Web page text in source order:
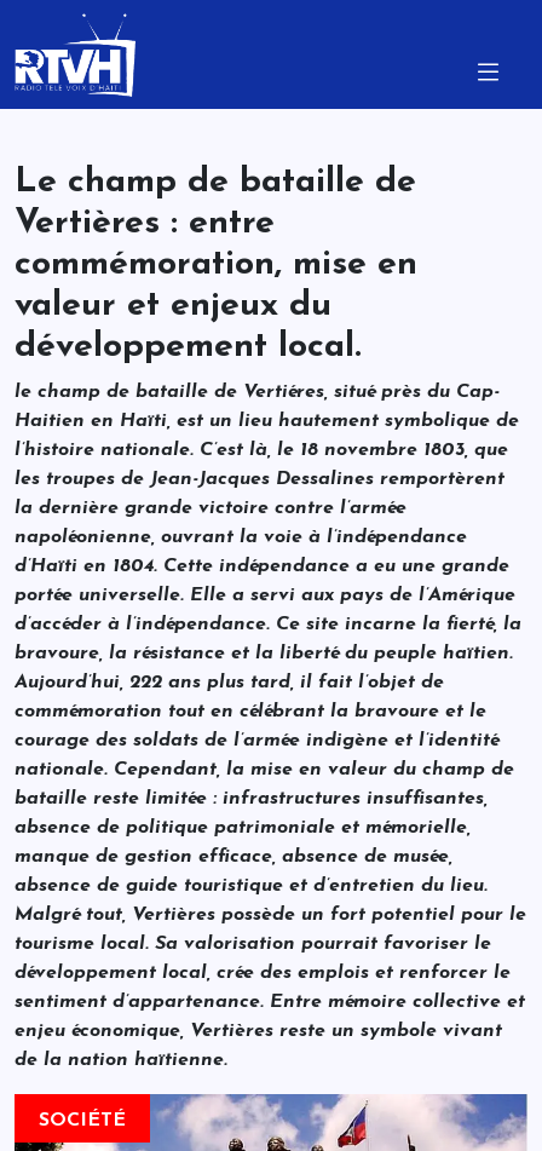
Le champ de bataille de
Vertières : entre
commémoration, mise en
valeur et enjeux du
développement local.
le champ de bataille de Vertiéres, situé près du Cap-
Haitien en Haïti, est un lieu hautement symbolique de
l’histoire nationale. C’est là, le 18 novembre 1803, que
les troupes de Jean-Jacques Dessalines remportèrent
la dernière grande victoire contre l’armée
napoléonienne, ouvrant la voie à l’indépendance
d’Haïti en 1804. Cette indépendance a eu une grande
portée universelle. Elle a servi aux pays de l’Amérique
d’accéder à l’indépendance. Ce site incarne la fierté, la
bravoure, la résistance et la liberté du peuple haïtien.
Aujourd’hui, 222 ans plus tard, il fait l’objet de
commémoration tout en célébrant la bravoure et le
courage des soldats de l’armée indigène et l’identité
nationale. Cependant, la mise en valeur du champ de
bataille reste limitée : infrastructures insuffisantes,
absence de politique patrimoniale et mémorielle,
manque de gestion efficace, absence de musée,
absence de guide touristique et d’entretien du lieu.
Malgré tout, Vertières possède un fort potentiel pour le
tourisme local. Sa valorisation pourrait favoriser le
développement local, crée des emplois et renforcer le
sentiment d’appartenance. Entre mémoire collective et
enjeu économique, Vertières reste un symbole vivant
de la nation haïtienne.
SOCIÉTÉ